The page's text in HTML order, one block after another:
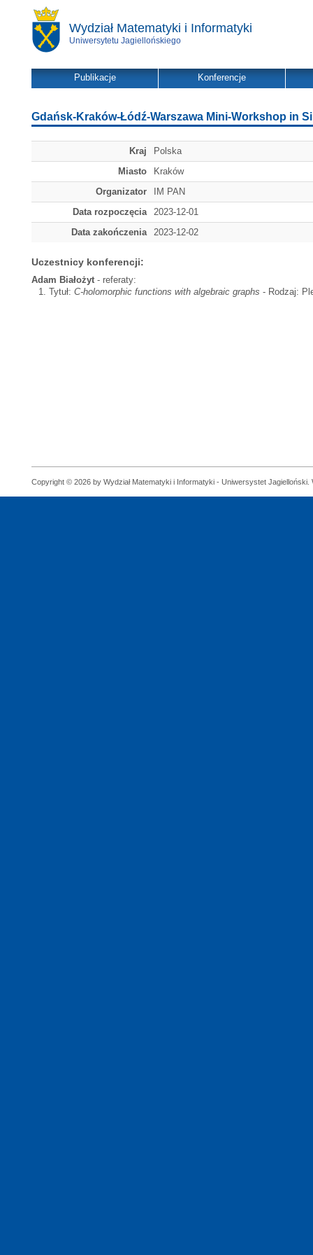
Wydział Matematyki i Informatyki
Uniwersytetu Jagiellońskiego
Publikacje Konferencje
Gdańsk-Kraków-Łódź-Warszawa Mini-Workshop in
Kraj
Polska
Miasto
Kraków
Organizator
IM PAN
Data rozpoczęcia
2023-12-01
Data zakończenia
2023-12-02
Uczestnicy konferencji:
Adam Białożyt - referaty:
Tytuł: C-holomorphic functions with algebraic graphs - Rodzaj:
Copyright © 2026 by Wydział Matematyki i Informatyki - Uniwersystet